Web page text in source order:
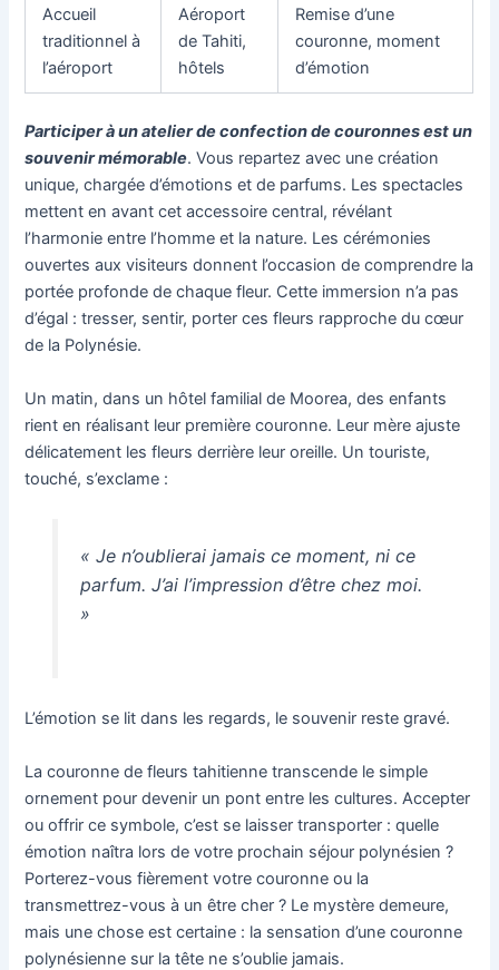
Accueil
traditionnel à
l’aéroport
Aéroport
de Tahiti,
hôtels
Remise d’une
couronne, moment
d’émotion
Participer à un atelier de confection de couronnes est un
souvenir mémorable. Vous repartez avec une création
unique, chargée d’émotions et de parfums. Les spectacles
mettent en avant cet accessoire central, révélant
l’harmonie entre l’homme et la nature. Les cérémonies
ouvertes aux visiteurs donnent l’occasion de comprendre la
portée profonde de chaque fleur. Cette immersion n’a pas
d’égal : tresser, sentir, porter ces fleurs rapproche du cœur
de la Polynésie.
Un matin, dans un hôtel familial de Moorea, des enfants
rient en réalisant leur première couronne. Leur mère ajuste
délicatement les fleurs derrière leur oreille. Un touriste,
touché, s’exclame :
« Je n’oublierai jamais ce moment, ni ce
parfum. J’ai l’impression d’être chez moi.
»
L’émotion se lit dans les regards, le souvenir reste gravé.
La couronne de fleurs tahitienne transcende le simple
ornement pour devenir un pont entre les cultures. Accepter
ou offrir ce symbole, c’est se laisser transporter : quelle
émotion naîtra lors de votre prochain séjour polynésien ?
Porterez-vous fièrement votre couronne ou la
transmettrez-vous à un être cher ? Le mystère demeure,
mais une chose est certaine : la sensation d’une couronne
polynésienne sur la tête ne s’oublie jamais.